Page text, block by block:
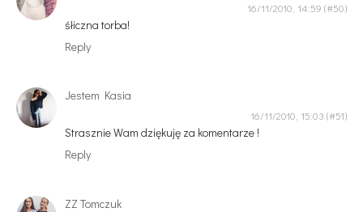
16/11/2010, 14:59
śłiczna torba!
Reply
Jestem Kasia
16/11/2010, 15:03
Strasznie Wam dziękuję za komentarze !
Reply
ZZ Tomczuk